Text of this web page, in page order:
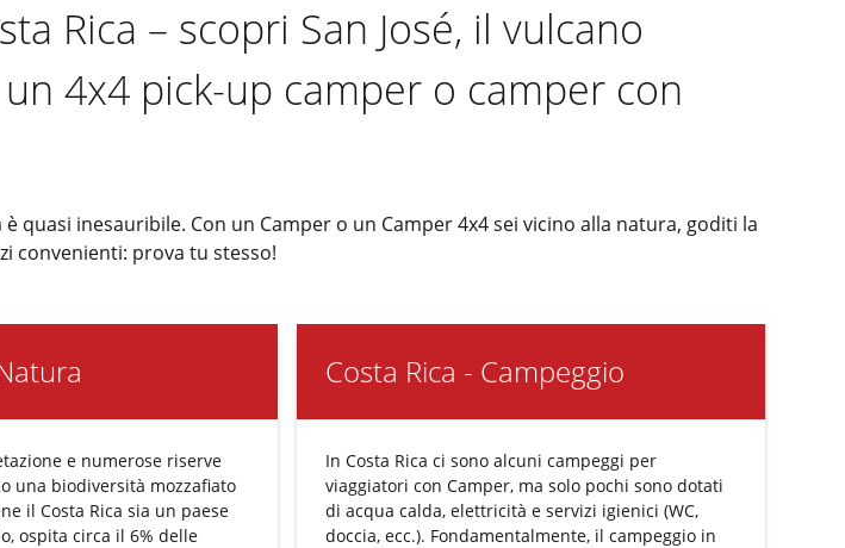
Rica – scopri San José, il vulcano
4x4 pick-up camper o camper con
quasi inesauribile. Con un Camper o un Camper 4x4 sei vicino alla natura, goditi la
convenienti: prova tu stesso!
e numerose riserve
una biodiversità mozzafiato
il Costa Rica sia un paese
ospita circa il 6% delle
Costa Rica - Campeggio
In Costa Rica ci sono alcuni campeggi per
viaggiatori con Camper, ma solo pochi sono dotati
di acqua calda, elettricità e servizi igienici (WC,
doccia, ecc.). Fondamentalmente, il campeggio in